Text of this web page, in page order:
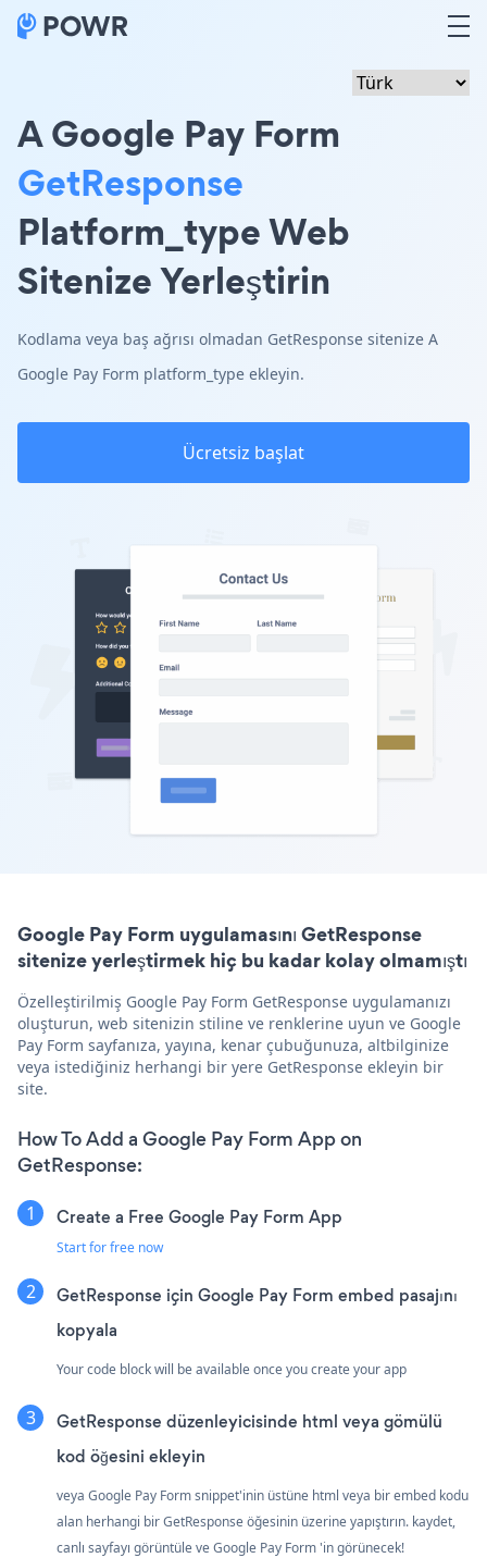
A Google Pay Form
GetResponse
Platform_type Web
Sitenize Yerleştirin
Kodlama veya baş ağrısı olmadan GetResponse sitenize A
Google Pay Form platform_type ekleyin.
Ücretsiz başlat
Google Pay Form uygulamasını GetResponse
sitenize yerleştirmek hiç bu kadar kolay olmamıştı
Özelleştirilmiş Google Pay Form GetResponse uygulamanızı
oluşturun, web sitenizin stiline ve renklerine uyun ve Google
Pay Form sayfanıza, yayına, kenar çubuğunuza, altbilginize
veya istediğiniz herhangi bir yere GetResponse ekleyin bir
site.
How To Add a Google Pay Form App on
GetResponse:
Create a Free Google Pay Form App
Start for free now
GetResponse için Google Pay Form embed pasajını
kopyala
Your code block will be available once you create your app
GetResponse düzenleyicisinde html veya gömülü
kod öğesini ekleyin
veya Google Pay Form snippet'inin üstüne html veya bir embed kodu
alan herhangi bir GetResponse öğesinin üzerine yapıştırın. kaydet,
canlı sayfayı görüntüle ve Google Pay Form 'in görünecek!